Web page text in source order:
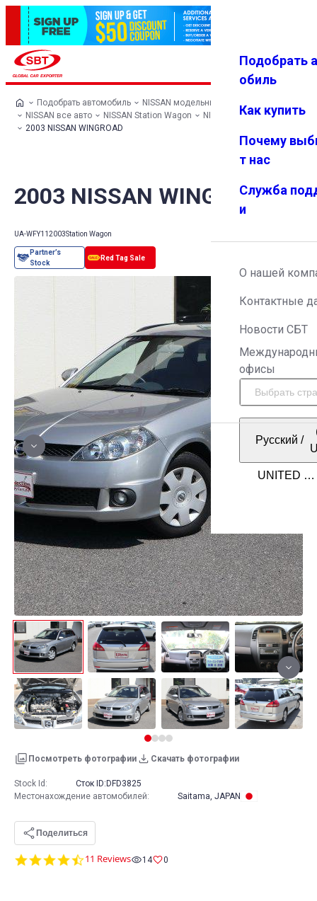
Избранн
Меню
Подобрать
обиль
Как купить
Почему
т нас
Служба
и
О нашей
Контактные
Новости СБТ
офисы
Русский /
Подобрать автомобиль
NISSAN модельный ряд
NISSAN все авто
NISSAN Station Wagon
NISSAN WINGROAD
2003 NISSAN WINGROAD
2003 NISSAN WINGROAD
UA-WFY11 2003Station Wagon
Посмотреть фотографии Скачать фотографии
4.6
11 Reviews 14 0
Stock Id: Сток ID: DFD3825
Местонахождение автомобилей: Saitama, JAPAN
Поделиться